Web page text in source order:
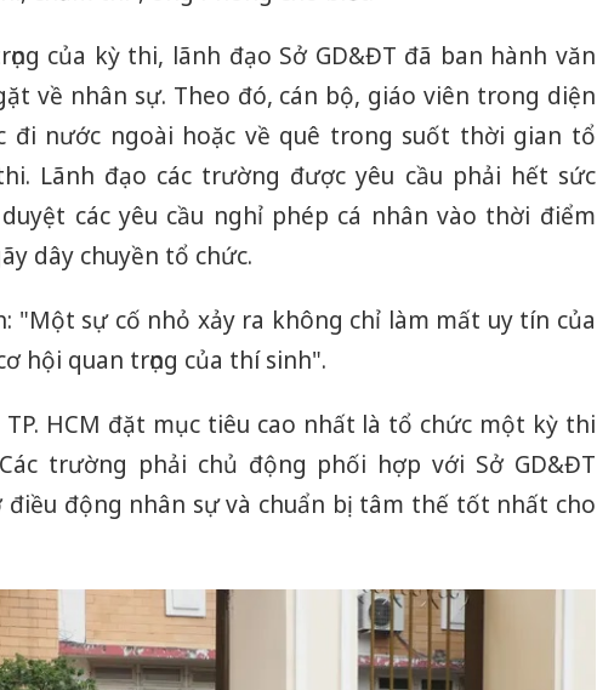
của kỳ thi, lãnh đạo Sở GD&ĐT đã ban hành văn
về nhân sự. Theo đó, cán bộ, giáo viên trong diện
đi nước ngoài hoặc về quê trong suốt thời gian tổ
Lãnh đạo các trường được yêu cầu phải hết sức
các yêu cầu nghỉ phép cá nhân vào thời điểm
dây chuyền tổ chức.
"Một sự cố nhỏ xảy ra không chỉ làm mất uy tín của
hội quan trọng của thí sinh".
HCM đặt mục tiêu cao nhất là tổ chức một kỳ thi
trường phải chủ động phối hợp với Sở GD&ĐT
động nhân sự và chuẩn bị tâm thế tốt nhất cho